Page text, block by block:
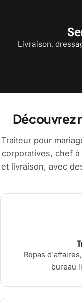
Livraison,
Découvrez
Traiteur pour
corporatives, chef
et livraison, avec
Repas
bureau